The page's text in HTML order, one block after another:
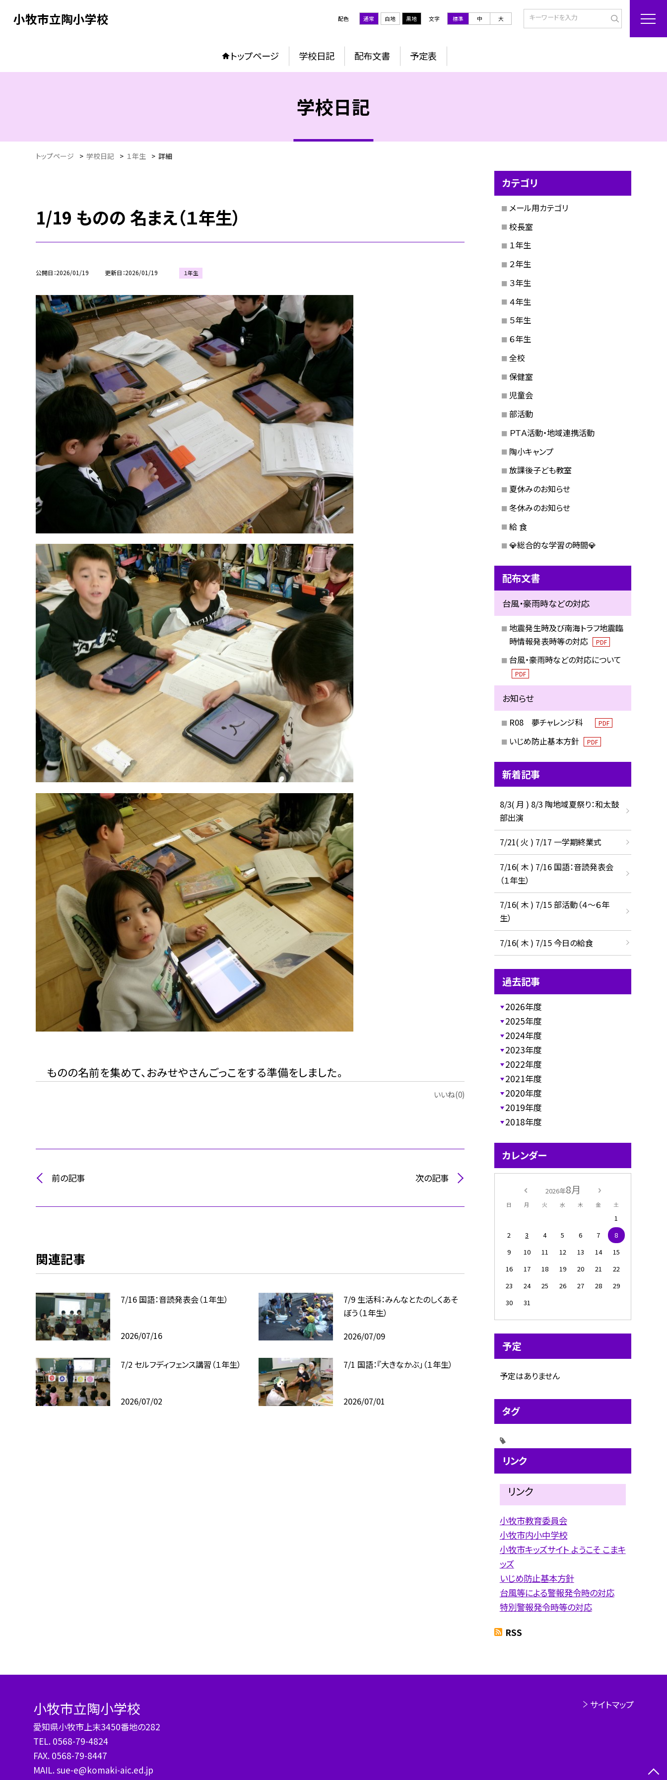
小牧市立陶小学校 配色 通常 白地 黒地 文字 標準 中 大
トップページ 学校日記 配布文書 予定表
学校日記
トップページ > 学校日記 > １年生 > 詳細
1/19 ものの 名まえ（１年生）
公開日 2026/01/19 更新日 2026/01/19 １年生
ものの名前を集めて、おみせやさんごっこをする準備をしました。
いいね(0)
前の記事 次の記事
関連記事
7/16 国語：音読発表会（１年生）
2026/07/16
7/9 生活科：みんなとたのしくあそ
ぼう（１年生）
2026/07/09
7/2 セルフディフェンス講習（１年生）
2026/07/02
7/1 国語：『大きなかぶ」（１年生）
2026/07/01
カテゴリ
メール用カテゴリ
校長室
１年生
２年生
３年生
４年生
５年生
６年生
全校
保健室
児童会
部活動
ＰＴＡ活動・地域連携活動
陶小キャンプ
放課後子ども教室
夏休みのお知らせ
冬休みのお知らせ
給 食
💎総合的な学習の時間💎
配布文書
台風・豪雨時などの対応
地震発生時及び南海トラフ地震臨
時情報発表時等の対応
PDF
台風・豪雨時などの対応について
PDF
お知らせ
R08 夢チャレンジ科 PDF
いじめ防止基本方針 PDF
新着記事
8/3( 月 ) 8/3 陶地域夏祭り：和太鼓
部出演
7/21( 火 ) 7/17 一学期終業式
7/16( 木 ) 7/16 国語：音読発表会
（１年生）
7/16( 木 ) 7/15 部活動（４～６年
生）
7/16( 木 ) 7/15 今日の給食
過去記事
2026年度
2025年度
2024年度
2023年度
2022年度
2021年度
2020年度
2019年度
2018年度
カレンダー
2026年8月
日 月 火 水 木 金 土
1
2
3 4 5 6 7
8
9
10 11 12 13 14
15
16
17 18 19 20 21
22
23
24 25 26 27 28
29
30
31
予定
予定はありません
タグ
リンク
リンク
小牧市教育委員会
小牧市内小中学校
小牧市キッズサイト ようこそ こまキ
ッズ
いじめ防止基本方針
台風等による警報発令時の対応
特別警報発令時等の対応
RSS
小牧市立陶小学校
愛知県小牧市上末3450番地の282
TEL. 0568-79-4824
FAX. 0568-79-8447
MAIL. sue-e@komaki-aic.ed.jp
サイトマップ